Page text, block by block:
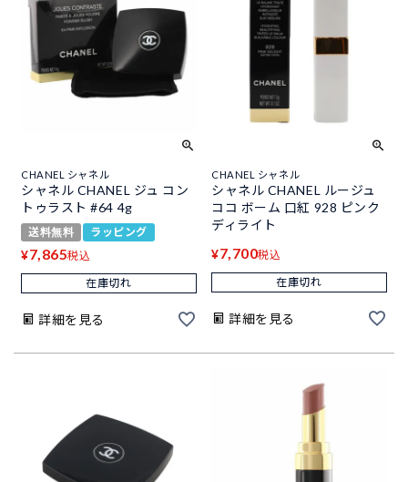
CHANEL シャネル
シャネル CHANEL ジュ コン
トゥラスト #64 4g
送料無料 ラッピング
¥7,865税込
在庫切れ
詳細を見る
CHANEL シャネル
シャネル CHANEL ルージュ
ココ ボーム 口紅 928 ピンク
ディライト
¥7,700税込
在庫切れ
詳細を見る